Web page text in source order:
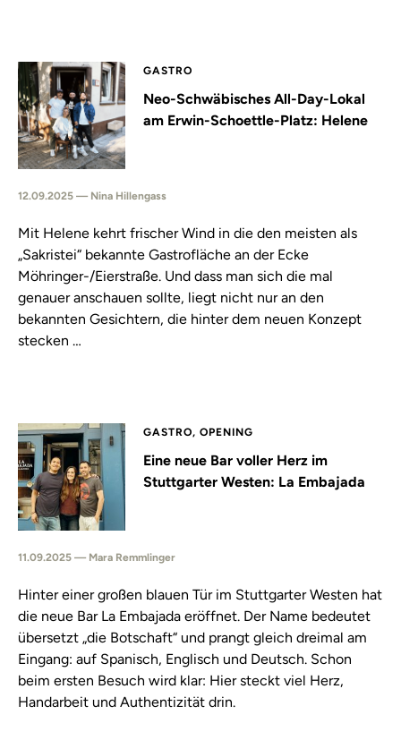
GASTRO
Neo-Schwäbisches All-Day-Lokal
am Erwin-Schoettle-Platz: Helene
12.09.2025 — Nina Hillengass
Mit Helene kehrt frischer Wind in die den meisten als
„Sakristei“ bekannte Gastrofläche an der Ecke
Möhringer-/Eierstraße. Und dass man sich die mal
genauer anschauen sollte, liegt nicht nur an den
bekannten Gesichtern, die hinter dem neuen Konzept
stecken …
GASTRO, OPENING
Eine neue Bar voller Herz im
Stuttgarter Westen: La Embajada
11.09.2025 — Mara Remmlinger
Hinter einer großen blauen Tür im Stuttgarter Westen hat
die neue Bar La Embajada eröffnet. Der Name bedeutet
übersetzt „die Botschaft“ und prangt gleich dreimal am
Eingang: auf Spanisch, Englisch und Deutsch. Schon
beim ersten Besuch wird klar: Hier steckt viel Herz,
Handarbeit und Authentizität drin.